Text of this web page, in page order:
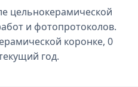
цельнокерамической
и фотопротоколов.
коронке, 0
год.